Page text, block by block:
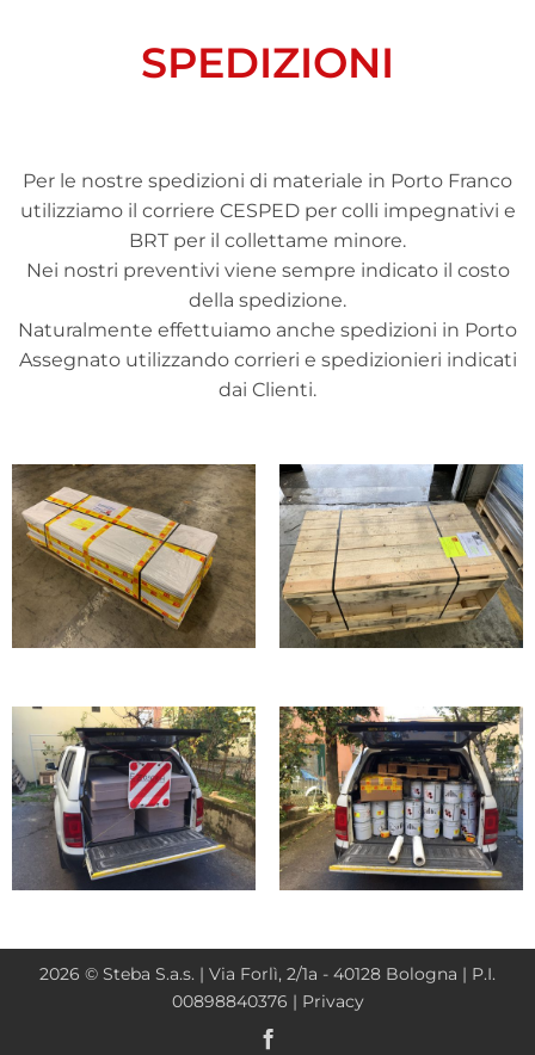
SPEDIZIONI
Per le nostre spedizioni di materiale in Porto Franco
utilizziamo il corriere CESPED per colli impegnativi e
BRT per il collettame minore.
Nei nostri preventivi viene sempre indicato il costo
della spedizione.
Naturalmente effettuiamo anche spedizioni in Porto
Assegnato utilizzando corrieri e spedizionieri indicati
dai Clienti.
2026 © Steba S.a.s. | Via Forlì, 2/1a - 40128 Bologna | P.I.
00898840376 | Privacy